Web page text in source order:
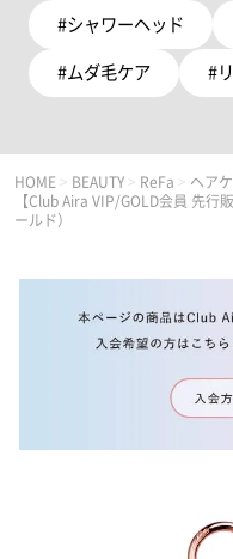
#シャワーヘッド
#ムダ毛ケア #
HOME > BEAUTY > ReFa > ヘア
【Club Aira VIP/GOLD会員 先行
ールド）